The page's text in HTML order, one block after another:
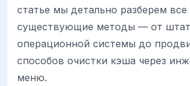
статье мы детально разберем все
существующие методы — от
операционной системы до
способов очистки кэша через
меню.